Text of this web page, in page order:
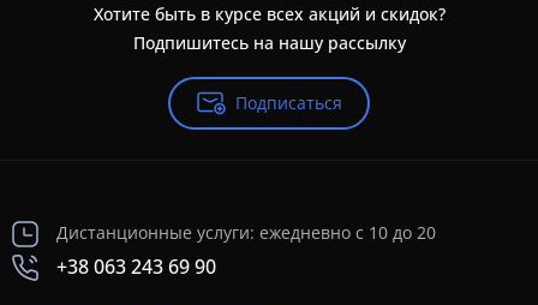
Хотите быть в курсе всех акций и скидок?
Подпишитесь на нашу рассылку
Подписаться
Дистанционные услуги: ежедневно с 10 до 20
+38 063 243 69 90